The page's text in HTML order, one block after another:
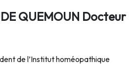
QUEMOUN Docteur
de l’Institut homéopathique